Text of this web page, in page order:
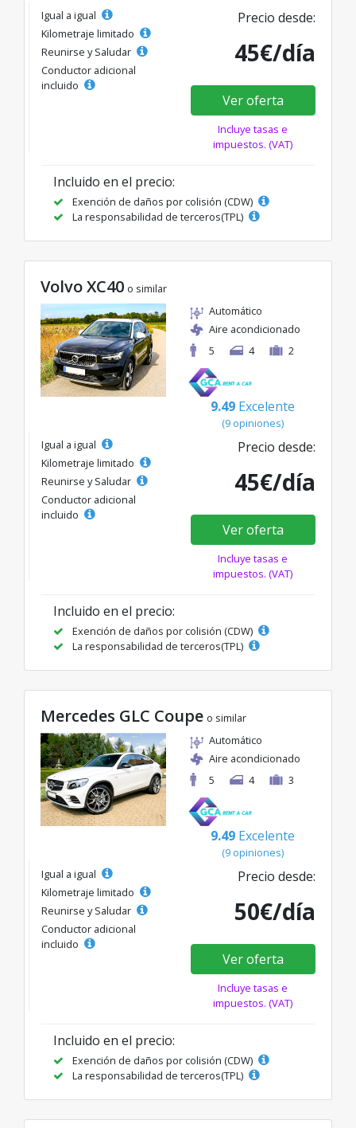
Igual a igual
Kilometraje limitado
Reunirse y Saludar
Conductor adicional
incluido
Precio desde:
45€/día
Ver oferta
Incluye tasas e
impuestos. (VAT)
Incluido en el precio:
Exención de daños por colisión (CDW)
La responsabilidad de terceros(TPL)
Volvo XC40 o similar
Automático
Aire acondicionado
5
4 2
9.49 Excelente
(9 opiniones)
Igual a igual
Kilometraje limitado
Reunirse y Saludar
Conductor adicional
incluido
Precio desde:
45€/día
Ver oferta
Incluye tasas e
impuestos. (VAT)
Incluido en el precio:
Exención de daños por colisión (CDW)
La responsabilidad de terceros(TPL)
Mercedes GLC Coupe o similar
Automático
Aire acondicionado
5
4 3
9.49 Excelente
(9 opiniones)
Igual a igual
Kilometraje limitado
Reunirse y Saludar
Conductor adicional
incluido
Precio desde:
50€/día
Ver oferta
Incluye tasas e
impuestos. (VAT)
Incluido en el precio:
Exención de daños por colisión (CDW)
La responsabilidad de terceros(TPL)